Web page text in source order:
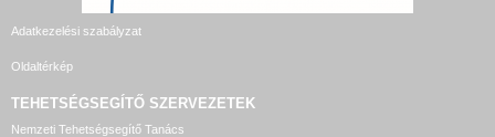
Adatkezelési szabályzat
Oldaltérkép
TEHETSÉGSEGÍTŐ SZERVEZETEK
Nemzeti Tehetségsegítő Tanács